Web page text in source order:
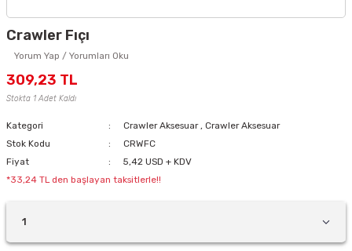
Crawler Fıçı
Yorum Yap / Yorumları Oku
309,23 TL
Stokta 1 Adet Kaldı
Kategori Crawler Aksesuar , Crawler Aksesuar
Stok Kodu
CRWFC
Fiyat
5,42 USD + KDV
*33,24 TL den başlayan taksitlerle!!